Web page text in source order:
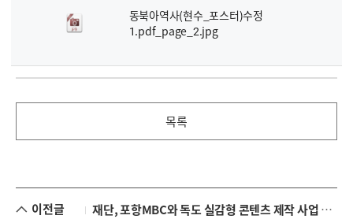
동북아역사(현수_포스터)수정
1.pdf_page_2.jpg
목록
이전글 재단, 포항MBC와 독도 실감형 콘텐츠 제작 사업 업무협약 체결